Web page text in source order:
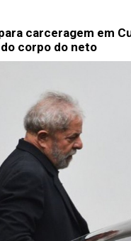
carceragem em
corpo do neto